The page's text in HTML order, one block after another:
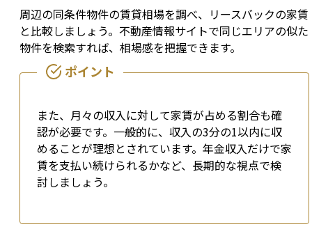
周辺の同条件物件の賃貸相場を調べ、リースバックの家賃
と比較しましょう。不動産情報サイトで同じエリアの似た
物件を検索すれば、相場感を把握できます。
また、月々の収入に対して家賃が占める割合も確
認が必要です。一般的に、収入の3分の1以内に収
めることが理想とされています。年金収入だけで家
賃を支払い続けられるかなど、長期的な視点で検
討しましょう。